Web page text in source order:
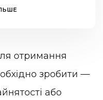
отримання
зробити —
або